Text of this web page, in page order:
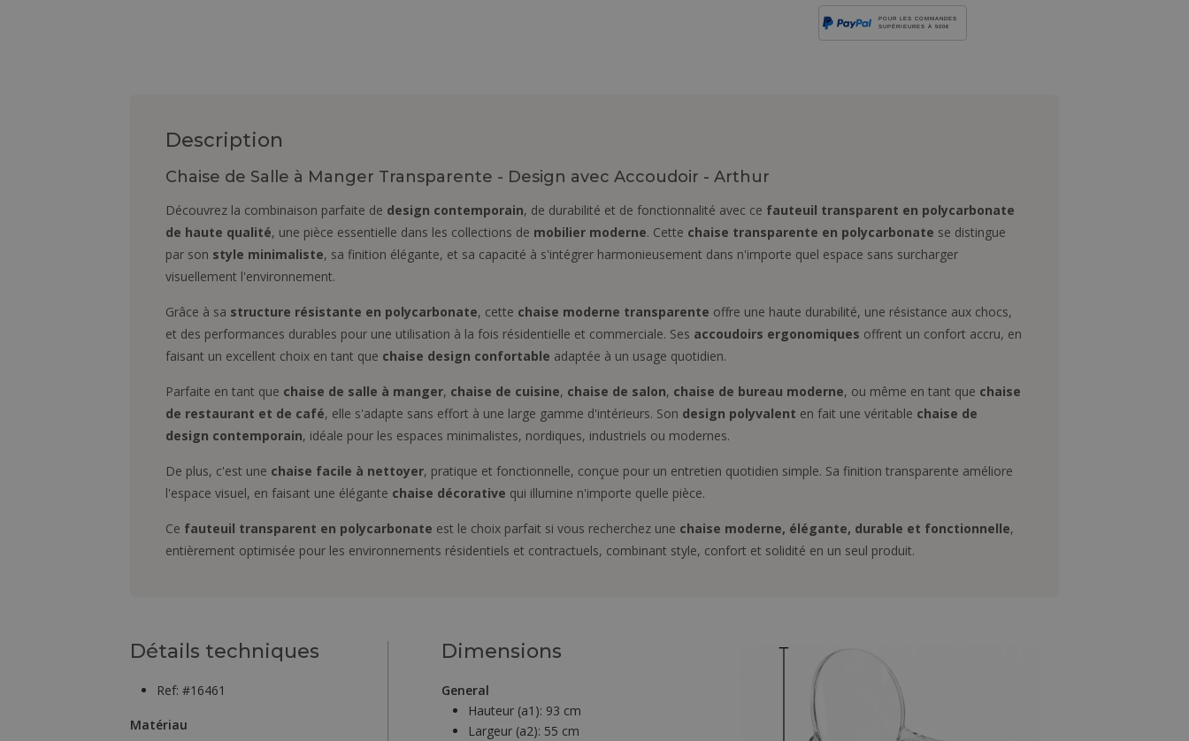
POUR LES COMMANDES
SUPÉRIEURES À 500€
Description
Chaise de Salle à Manger Transparente - Design avec Accoudoir - Arthur
Découvrez la combinaison parfaite de design contemporain, de durabilité et de fonctionnalité avec ce fauteuil transparent en polycarbonate
de haute qualité, une pièce essentielle dans les collections de mobilier moderne. Cette chaise transparente en polycarbonate se distingue
par son style minimaliste, sa finition élégante, et sa capacité à s'intégrer harmonieusement dans n'importe quel espace sans surcharger
visuellement l'environnement.
Grâce à sa structure résistante en polycarbonate, cette chaise moderne transparente offre une haute durabilité, une résistance aux chocs,
et des performances durables pour une utilisation à la fois résidentielle et commerciale. Ses accoudoirs ergonomiques offrent un confort accru, en
faisant un excellent choix en tant que chaise design confortable adaptée à un usage quotidien.
Parfaite en tant que chaise de salle à manger, chaise de cuisine, chaise de salon, chaise de bureau moderne, ou même en tant que chaise
de restaurant et de café, elle s'adapte sans effort à une large gamme d'intérieurs. Son design polyvalent en fait une véritable chaise de
design contemporain, idéale pour les espaces minimalistes, nordiques, industriels ou modernes.
De plus, c'est une chaise facile à nettoyer, pratique et fonctionnelle, conçue pour un entretien quotidien simple. Sa finition transparente améliore
l'espace visuel, en faisant une élégante chaise décorative qui illumine n'importe quelle pièce.
Ce fauteuil transparent en polycarbonate est le choix parfait si vous recherchez une chaise moderne, élégante, durable et fonctionnelle,
entièrement optimisée pour les environnements résidentiels et contractuels, combinant style, confort et solidité en un seul produit.
Détails techniques
Ref: #16461
Matériau
Dimensions
General
Hauteur (a1): 93 cm
Largeur (a2): 55 cm